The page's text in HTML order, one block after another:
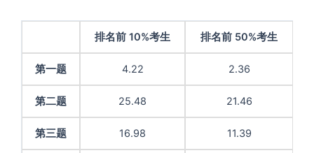
排名前 10%考生 排名前 50%考生
第一题 4.22 2.36
第二题 25.48 21.46
第三题 16.98 11.39